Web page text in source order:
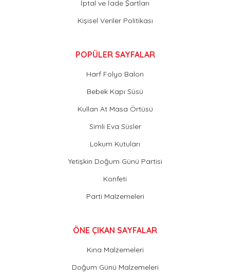
İptal ve İade Şartları
Kişisel Veriler Politikası
POPÜLER SAYFALAR
Harf Folyo Balon
Bebek Kapı Süsü
Kullan At Masa Örtüsü
Simli Eva Süsler
Lokum Kutuları
Yetişkin Doğum Günü Partisi
Konfeti
Parti Malzemeleri
ÖNE ÇIKAN SAYFALAR
Kına Malzemeleri
Doğum Günü Malzemeleri